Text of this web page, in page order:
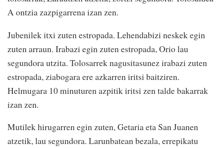
A ontzia zazpigarrena izan zen.
Jubenilek itxi zuten estropada. Lehendabizi neskek egin
zuten arraun. Irabazi egin zuten estropada, Orio lau
segundora utzita. Tolosarrek nagusitasunez irabazi zuten
estropada, ziabogara ere azkarren iritsi baitziren.
Helmugara 10 minuturen azpitik iritsi zen talde bakarrak
izan zen.
Mutilek hirugarren egin zuten, Getaria eta San Juanen
atzetik, lau segundora. Larunbatean bezala, errepikatu